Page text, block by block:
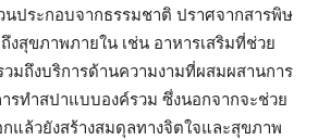
ประกอบจากธรรมชาติ ปราศจากสารพิษ
งสุขภาพภายใน เช่น อาหารเสริมที่ช่วย
วมถึงบริการด้านความงามที่ผสมผสานการ
รทำสปาแบบองค์รวม ซึ่งนอกจากจะช่วย
แล้วยังสร้างสมดุลทางจิตใจและสุขภาพ